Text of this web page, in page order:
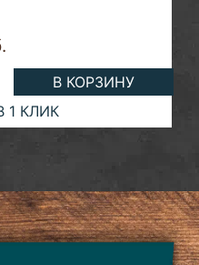
В КОРЗИНУ
1 КЛИК